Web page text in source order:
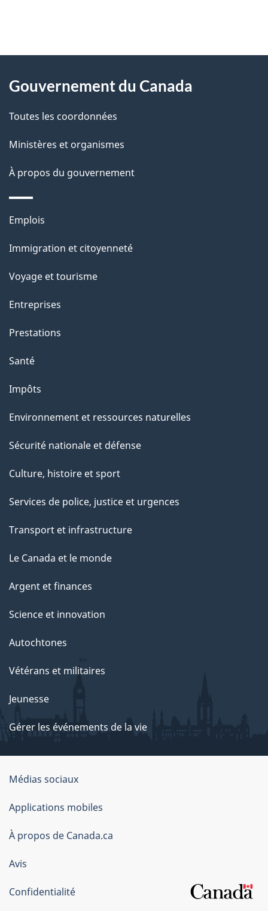
D
t
a
l
s
l
a
a
g
"
propos
ce
site
Gouvernement du Canada
Toutes les coordonnées
Ministères et organismes
À propos du gouvernement
Thèmes
sujets
Emplois
Immigration et citoyenneté
Voyage et tourisme
Entreprises
Prestations
Santé
Impôts
Environnement et ressources naturelles
Sécurité nationale et défense
Culture, histoire et sport
Services de police, justice et urgences
Transport et infrastructure
Le Canada et le monde
Argent et finances
Science et innovation
Autochtones
Vétérans et militaires
Jeunesse
Gérer les événements de la vie
Organisation
du
gouvernement
du
Canada
Médias sociaux
Applications mobiles
À propos de Canada.ca
Avis
Confidentialité